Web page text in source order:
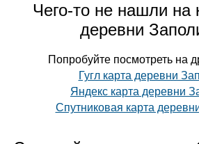
Чего-то не нашли на
деревни
Попробуйте посмотреть на
Гугл карта деревни
Яндекс карта деревни
Спутниковая карта